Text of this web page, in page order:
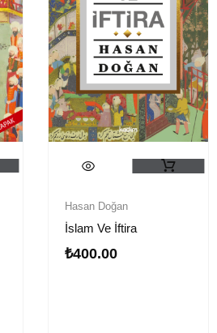
Hasan Doğan
İslam Ve İftira
₺400.00